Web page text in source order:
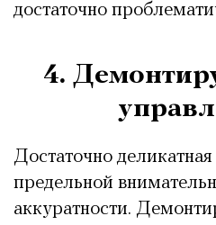
достаточно
4.
Достаточно
предельной
аккуратности.